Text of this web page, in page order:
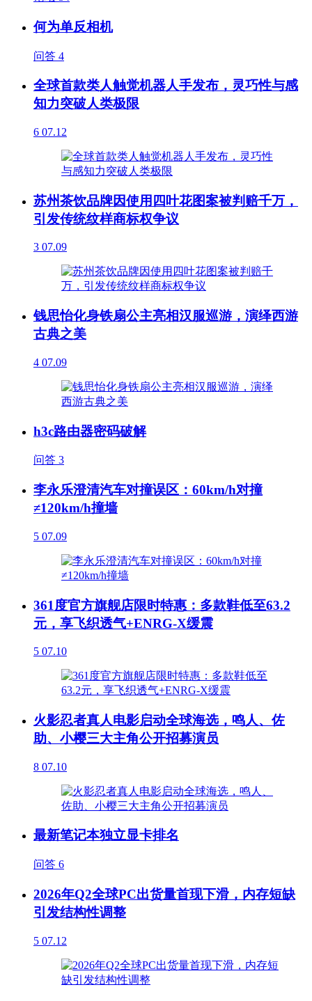
何为单反相机
问答 4
全球首款类人触觉机器人手发布，灵巧性与感
知力突破人类极限
6 07.12
苏州茶饮品牌因使用四叶花图案被判赔千万，
引发传统纹样商标权争议
3 07.09
钱思怡化身铁扇公主亮相汉服巡游，演绎西游
古典之美
4 07.09
h3c路由器密码破解
问答 3
李永乐澄清汽车对撞误区：60km/h对撞
≠120km/h撞墙
5 07.09
361度官方旗舰店限时特惠：多款鞋低至63.2
元，享飞织透气+ENRG-X缓震
5 07.10
火影忍者真人电影启动全球海选，鸣人、佐
助、小樱三大主角公开招募演员
8 07.10
最新笔记本独立显卡排名
问答 6
2026年Q2全球PC出货量首现下滑，内存短缺
引发结构性调整
5 07.12